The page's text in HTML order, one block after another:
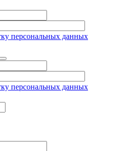
персональных данных
персональных данных